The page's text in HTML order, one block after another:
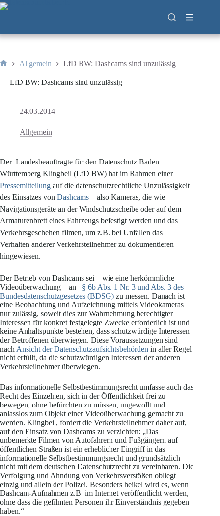
Zum
Inhalt
Allgemein LfD BW: Dashcams sind unzulässig
LfD BW: Dashcams sind unzulässig
24.03.2014
Allgemein
Der Landesbeauftragte für den Datenschutz Baden-
Württemberg Klingbeil (LfD BW) hat im Rahmen einer
Pressemitteilung auf die datenschutzrechtliche Unzulässigkeit
des Einsatzes von Dashcams – also Kameras, die wie
Navigationsgeräte an der Windschutzscheibe oder auf dem
Armaturenbrett eines Fahrzeugs befestigt werden und das
Verkehrsgeschehen filmen, um z.B. bei Unfällen das
Verhalten anderer Verkehrsteilnehmer zu dokumentieren –
hingewiesen.
Der Betrieb von Dashcams sei – wie eine herkömmliche
Videoüberwachung – an § 6b Abs. 1 Nr. 3 und Abs. 3 des
Bundesdatenschutzgesetzes (BDSG) zu messen. Danach ist
eine Beobachtung und Aufzeichnung mittels Videokameras
nur zulässig, soweit dies zur Wahrnehmung berechtigter
Interessen für konkret festgelegte Zwecke erforderlich ist und
keine Anhaltspunkte bestehen, dass schutzwürdige Interessen
der Betroffenen überwiegen. Diese Voraussetzungen sind
nach Ansicht der Datenschutzaufsichtsbehörden in aller Regel
nicht erfüllt, da die schutzwürdigen Interessen der anderen
Verkehrsteilnehmer überwiegen.
Das informationelle Selbstbestimmungsrecht umfasse auch das
Recht des Einzelnen, sich in der Öffentlichkeit frei zu
bewegen, ohne befürchten zu müssen, ungewollt und
anlasslos zum Objekt einer Videoüberwachung gemacht zu
werden. Klingbeil, fordert die Verkehrsteilnehmer daher auf,
auf den Einsatz von Dashcams zu verzichten: „Das
unbemerkte Filmen von Autofahrern und Fußgängern auf
öffentlichen Straßen ist ein erheblicher Eingriff in das
informationelle Selbstbestimmungsrecht und grundsätzlich
nicht mit dem deutschen Datenschutzrecht zu vereinbaren. Die
Verfolgung und Ahndung von Verkehrsverstößen obliegt
einzig und allein der Polizei. Besonders heikel wird es, wenn
Dashcam-Aufnahmen z.B. im Internet veröffentlicht werden,
ohne dass die gefilmten Personen ihr Einverständnis gegeben
haben.“